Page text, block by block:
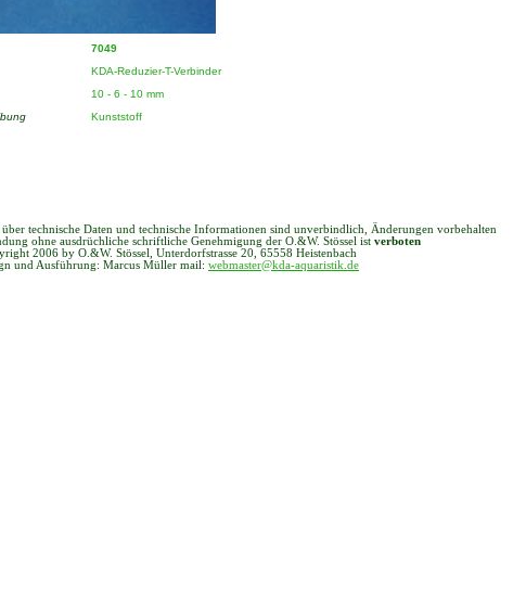
7049
KDA-Reduzier-T-Verbinder
10 - 6 - 10 mm
Kunststoff
technische Daten und technische Informationen sind unverbindlich, Änderungen vorbehalten
ohne ausdrüchliche schriftliche Genehmigung der O.&W. Stössel ist verboten
2006 by O.&W. Stössel, Unterdorfstrasse 20, 65558 Heistenbach
und Ausführung: Marcus Müller mail: webmaster@kda-aquaristik.de